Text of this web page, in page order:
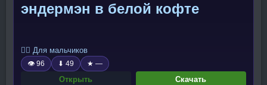
эндермэн в белой кофте
🧍‍♂️ Для мальчиков
👁 96 ⬇ 49 ★ —
Открыть Скачать